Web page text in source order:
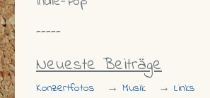
-----
Neueste Beiträge
Konzertfotos → Musik → Links